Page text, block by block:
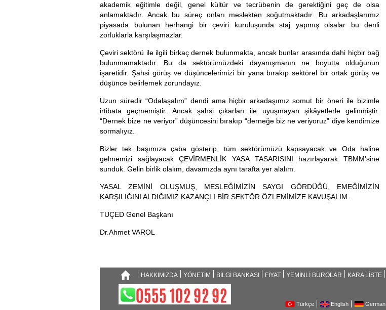
akademik eğitimle değil, genel kültür ve tecrübenin de gerektiğini geç de olsa
anlamaktadır. Ancak bu süreç onları meslekten soğutmaktadır. Bu arkadaşlarımız
piyasada bulunan herhangi bir çeviri kuruluşunda staj yapmış olsalar bu denli
zorluklarla karşılaşmazlar.
Çeviri sektörü ile ilgili birkaç dernek bulunmakta, ancak bunlar arasında dahi hiçbir bağ
bulunmamaktadır. Bu da sektörümüzdeki dayanışmanın ne boyutta olduğunun
işaretidir. Şahsi görüş ve düşüncelerimizi bir yana bırakıp sektörel bir ortak görüş ve
düşünce belirlemek zorundayız.
Uzun süredir“Odalaşalım” dendi ama hiçbir arkadaşımız somut bir öneri ile bizimle
irtibata geçmemiştir. Ancak şahsi çıkarları ile uyuşmayan şikâyetlerle gelinmiştir.
“Dernek bize ne veriyor” düşüncesini bırakıp “derneğe biz ne veriyoruz” diye kendimize
sormalıyız.
Bizler tek başımıza çaba gösterip, tüm sektörümüzü kapsayacak ve Oda haline
gelmemizi sağlayacak ÇEVİRMENLİK YASA TASARISINI hazırlayarak TBMM’sine
sunduk. Gelin birlik olalım, davamızda aynı tarafta yer alalım.
YASAL ZEMİNİ OLUŞMUŞ, MESLEĞİMİZİN SAYGI GÖRDÜĞÜ, EMEĞİMİZİN
KARŞILIĞINI ALDIĞIMIZ KAZANÇLI BİR SEKTÖR ÖZLEMİMİZE KAVUŞALIM.
TUÇED Genel Başkanı
Dr.Ahmet VAROL
HAKKIMIZDA YÖNETİM BİLGİ BANKASI FİYAT YEMİNLİ BÜROLAR KARA LİSTE
Türkçe English German